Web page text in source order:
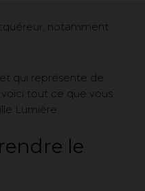
notamment
qui représente de
tout ce que vous
Lumière.
le